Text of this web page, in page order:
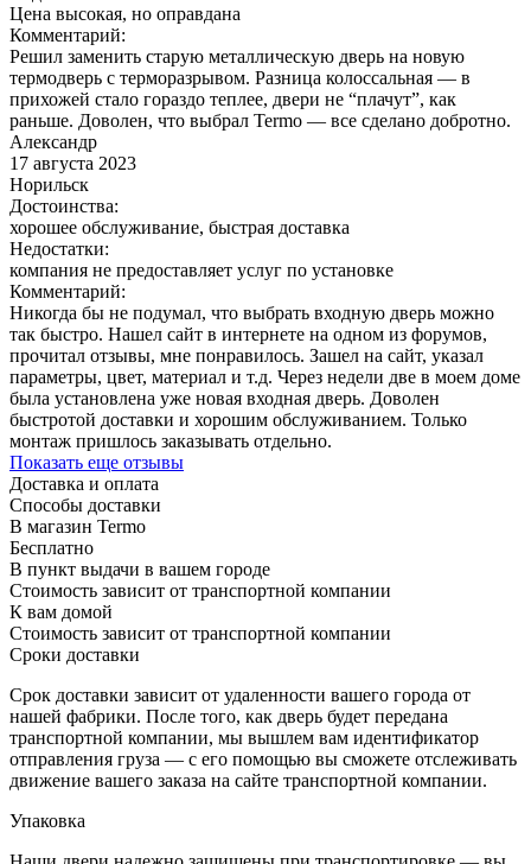
Цена высокая, но оправдана
Комментарий:
Решил заменить старую металлическую дверь на новую
термодверь с терморазрывом. Разница колоссальная — в
прихожей стало гораздо теплее, двери не “плачут”, как
раньше. Доволен, что выбрал Termo — все сделано добротно.
Александр
17 августа 2023
Норильск
Достоинства:
хорошее обслуживание, быстрая доставка
Недостатки:
компания не предоставляет услуг по установке
Комментарий:
Никогда бы не подумал, что выбрать входную дверь можно
так быстро. Нашел сайт в интернете на одном из форумов,
прочитал отзывы, мне понравилось. Зашел на сайт, указал
параметры, цвет, материал и т.д. Через недели две в моем доме
была установлена уже новая входная дверь. Доволен
быстротой доставки и хорошим обслуживанием. Только
монтаж пришлось заказывать отдельно.
Показать еще отзывы
Доставка и оплата
Способы доставки
В магазин Termo
Бесплатно
В пункт выдачи в вашем городе
Стоимость зависит от транспортной компании
К вам домой
Стоимость зависит от транспортной компании
Сроки доставки
Срок доставки зависит от удаленности вашего города от
нашей фабрики. После того, как дверь будет передана
транспортной компании, мы вышлем вам идентификатор
отправления груза — с его помощью вы сможете отслеживать
движение вашего заказа на сайте транспортной компании.
Упаковка